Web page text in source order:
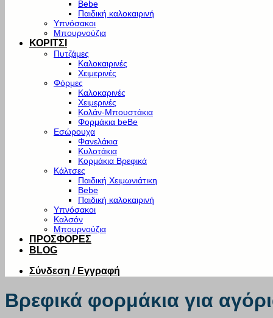
Bebe
Παιδική καλοκαιρινή
Υπνόσακοι
Μπουρνούζια
ΚΟΡΙΤΣΙ
Πυτζάμες
Καλοκαιρινές
Χειμερινές
Φόρμες
Καλοκαρινές
Χειμερινές
Κολάν-Μπουστάκια
Φορμάκια beBe
Εσώρουχα
Φανελάκια
Κυλοτάκια
Κορμάκια Βρεφικά
Κάλτσες
Παιδική Χειμωνιάτικη
Bebe
Παιδική καλοκαιρινή
Υπνόσακοι
Καλσόν
Μπουρνούζια
ΠΡΟΣΦΟΡΕΣ
BLOG
Σύνδεση / Εγγραφή
Βρεφικά φορμάκια για